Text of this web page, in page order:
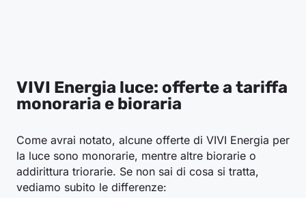
VIVI Energia luce: offerte a tariffa
monoraria e bioraria
Come avrai notato, alcune offerte di VIVI Energia per
la luce sono monorarie, mentre altre biorarie o
addirittura triorarie. Se non sai di cosa si tratta,
vediamo subito le differenze: